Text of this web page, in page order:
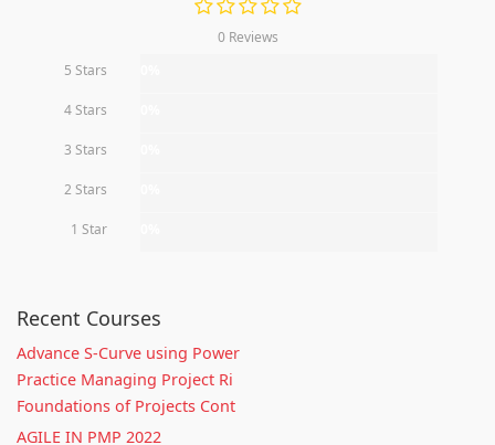
0 Reviews
5 Stars
4 Stars
3 Stars
2 Stars
1 Star
Recent Courses
Advance S-Curve using Power
Practice Managing Project Ri
Foundations of Projects Cont
AGILE IN PMP 2022